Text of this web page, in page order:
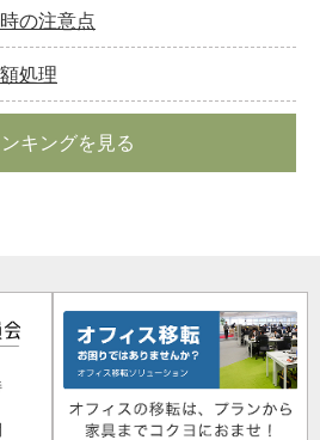
の注意点
処理
キングを見る